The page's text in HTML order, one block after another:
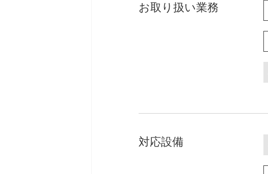
お取り扱い業務
対応設備